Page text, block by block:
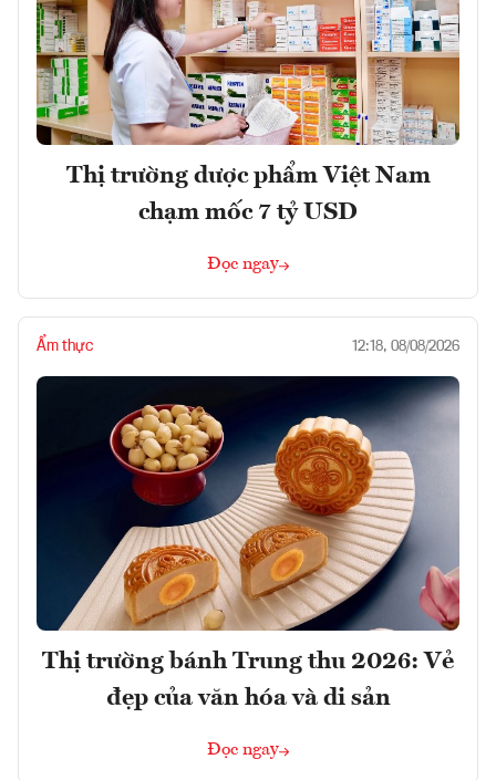
Thị trường dược phẩm Việt Nam
chạm mốc 7 tỷ USD
Đọc ngay
Ẩm thực 12:18, 08/08/2026
Thị trường bánh Trung thu 2026: Vẻ
đẹp của văn hóa và di sản
Đọc ngay